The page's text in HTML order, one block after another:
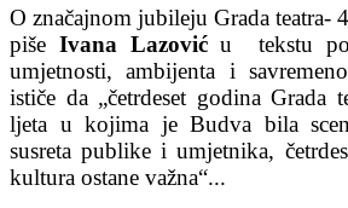
O značajnom jubileju Grada teatra-
piše Ivana Lazoviću tekstu
umjetnosti, ambijenta i
ističe da „četrdeset godina Grada
ljeta u kojima je Budva bila
susreta publike i umjetnika,
kultura ostane važna“...